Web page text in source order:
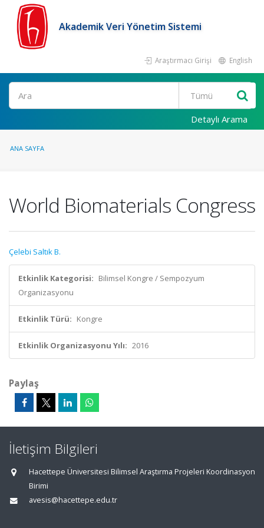
Akademik Veri Yönetim Sistemi
Araştırmacı Girişi English
Ara
Detaylı Arama
ANA SAYFA
World Biomaterials Congress
Çelebi Saltık B.
Etkinlik Kategorisi: Bilimsel Kongre / Sempozyum
Organizasyonu
Etkinlik Türü: Kongre
Etkinlik Organizasyonu Yılı: 2016
Paylaş
İletişim Bilgileri
Hacettepe Üniversitesi Bilimsel Araştırma Projeleri Koordinasyon
Birimi
avesis@hacettepe.edu.tr